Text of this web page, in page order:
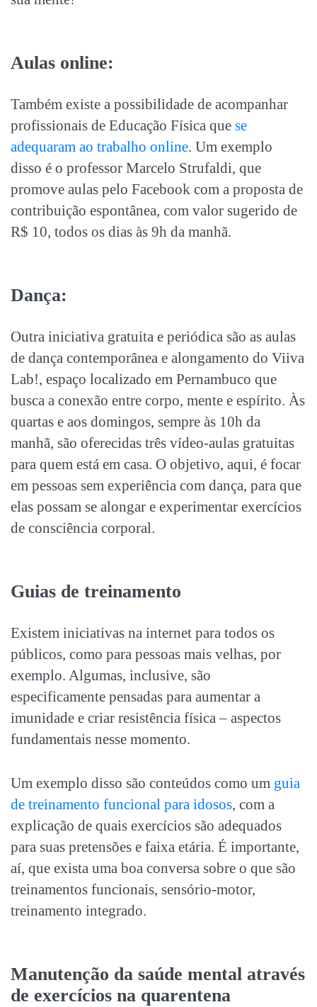
Aulas online:
Também existe a possibilidade de acompanhar
profissionais de Educação Física que se
adequaram ao trabalho online. Um exemplo
disso é o professor Marcelo Strufaldi, que
promove aulas pelo Facebook com a proposta de
contribuição espontânea, com valor sugerido de
R$ 10, todos os dias às 9h da manhã.
Dança:
Outra iniciativa gratuita e periódica são as aulas
de dança contemporânea e alongamento do Viiva
Lab!, espaço localizado em Pernambuco que
busca a conexão entre corpo, mente e espírito. Às
quartas e aos domingos, sempre às 10h da
manhã, são oferecidas três vídeo-aulas gratuitas
para quem está em casa. O objetivo, aqui, é focar
em pessoas sem experiência com dança, para que
elas possam se alongar e experimentar exercícios
de consciência corporal.
Guias de treinamento
Existem iniciativas na internet para todos os
públicos, como para pessoas mais velhas, por
exemplo. Algumas, inclusive, são
especificamente pensadas para aumentar a
imunidade e criar resistência física – aspectos
fundamentais nesse momento.
Um exemplo disso são conteúdos como um guia
de treinamento funcional para idosos, com a
explicação de quais exercícios são adequados
para suas pretensões e faixa etária. É importante,
aí, que exista uma boa conversa sobre o que são
treinamentos funcionais, sensório-motor,
treinamento integrado.
Manutenção da saúde mental através
de exercícios na quarentena